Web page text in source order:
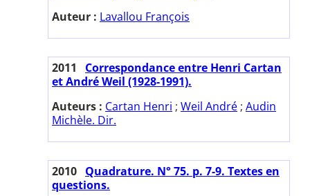
Auteur : Lavallou François
2011
Correspondance entre Henri Cartan
et André Weil (1928-1991).
Auteurs : Cartan Henri ; Weil André ; Audin
Michèle. Dir.
2010 Quadrature. N° 75. p. 7-9. Textes en
questions.